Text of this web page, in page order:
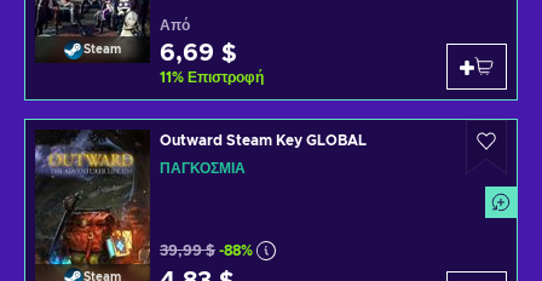
Steam
Από
6,69 $
11% Επιστροφή
Steam
Outward Steam Key GLOBAL
ΠΑΓΚΌΣΜΙΑ
39,99 $ -88%